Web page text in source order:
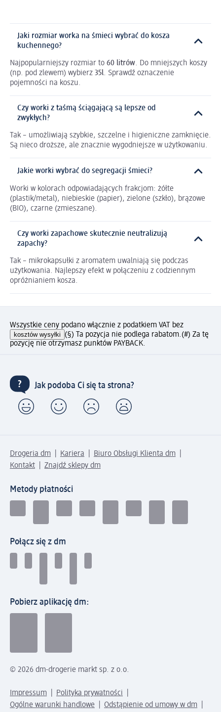
Jaki rozmiar worka na śmieci wybrać do kosza
kuchennego?
Najpopularniejszy rozmiar to 60 litrów. Do mniejszych koszy
(np. pod zlewem) wybierz 35l. Sprawdź oznaczenie
pojemności na koszu.
Czy worki z taśmą ściągającą są lepsze od
zwykłych?
Tak – umożliwiają szybkie, szczelne i higieniczne zamknięcie.
Są nieco droższe, ale znacznie wygodniejsze w użytkowaniu.
Jakie worki wybrać do segregacji śmieci?
Worki w kolorach odpowiadających frakcjom: żółte
(plastik/metal), niebieskie (papier), zielone (szkło), brązowe
(BIO), czarne (zmieszane).
Czy worki zapachowe skutecznie neutralizują
zapachy?
Tak – mikrokapsułki z aromatem uwalniają się podczas
użytkowania. Najlepszy efekt w połączeniu z codziennym
opróżnianiem kosza.
Wszystkie ceny podano włącznie z podatkiem VAT bez
kosztów wysyłki (§) Ta pozycja nie podlega rabatom.(#) Za tę
pozycję nie otrzymasz punktów PAYBACK.
Jak podoba Ci się ta strona?
Drogeria dm Kariera
Biuro Obsługi Klienta dm
Kontakt
Znajdź sklepy dm
Metody płatności
Połącz się z dm
Pobierz aplikację dm:
© 2026 dm-drogerie markt sp. z o.o.
Impressum
Polityka prywatności
Ogólne warunki handlowe
Odstąpienie od umowy w dm